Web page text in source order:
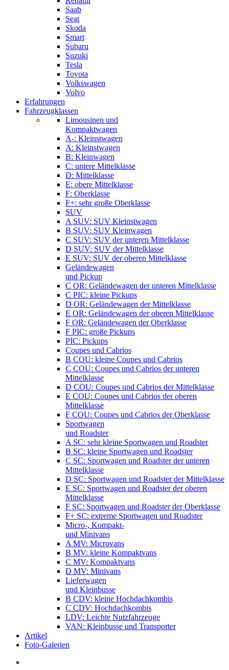
Saab
Seat
Skoda
Smart
Subaru
Suzuki
Tesla
Toyota
Volkswagen
Volvo
Erfahrungen
Fahrzeugklassen
Limousinen und
Kompaktwagen
A-: Kleinstwagen
A: Kleinstwagen
B: Kleinwagen
C: untere Mittelklasse
D: Mittelklasse
E: obere Mittelklasse
F: Oberklasse
F+: sehr große Oberklasse
SUV
A SUV: SUV Kleinstwagen
B SUV: SUV Kleinwagen
C SUV: SUV der unteren Mittelklasse
D SUV: SUV der Mittelklasse
E SUV: SUV der oberen Mittelklasse
Geländewagen
und Pickup
C OR: Geländewagen der unteren Mittelklasse
C PIC: kleine Pickups
D OR: Geländewagen der Mittelklasse
E OR: Geländewagen der oberen Mittelklasse
F OR: Geländewagen der Oberklasse
F PIC: große Pickups
PIC: Pickups
Coupes und Cabrios
B COU: kleine Coupes und Cabrios
C COU: Coupes und Cabrios der unteren
Mittelklasse
D COU: Coupes und Cabrios der Mittelklasse
E COU: Coupes und Cabrios der oberen
Mittelklasse
F COU: Coupes und Cabrios der Oberklasse
Sportwagen
und Roadster
A SC: sehr kleine Sportwagen und Roadster
B SC: kleine Sportwagen und Roadster
C SC: Sportwagen und Roadster der unteren
Mittelklasse
D SC: Sportwagen und Roadster der Mittelklasse
E SC: Sportwagen und Roadster der oberen
Mittelklasse
F SC: Sportwagen und Roadster der Oberklasse
F+ SC: extreme Sportwagen und Roadster
Micro-, Kompakt-
und Minivans
A MV: Microvans
B MV: kleine Kompaktvans
C MV: Kompaktvans
D MV: Minivans
Lieferwagen
und Kleinbusse
B CDV: kleine Hochdachkombis
C CDV: Hochdachkombis
LDV: Leichte Nutzfahrzeuge
VAN: Kleinbusse und Transporter
Artikel
Foto-Galerien